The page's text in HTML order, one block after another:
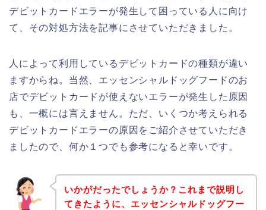
デビットカードエラーが発生して困っている人に向け
て、その対処方法を記事にさせていただきました。
人によって利用しているデビットカードの種類が違い
ますからね。当然、エッセンシャルドッグフードのお
店でデビットカードが使えないエラーが発生した原因
も、一概には言えません。ただ、いくつか考えられる
デビットカードエラーの原因をご紹介させていただき
ましたので、何か１つでも参考になると幸いです。
いかがだったでしょうか？これまで説明し
てきたように、エッセンシャルドッグフー